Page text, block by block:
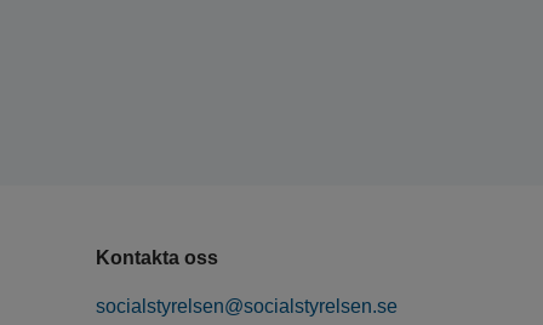
Kontakta oss
socialstyrelsen@socialstyrelsen.se